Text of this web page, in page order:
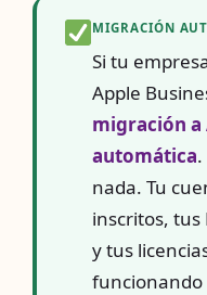
MIGRACIÓN
Si tu
Apple
migración a
automática
nada. Tu
inscritos, tus
y tus
funcionando